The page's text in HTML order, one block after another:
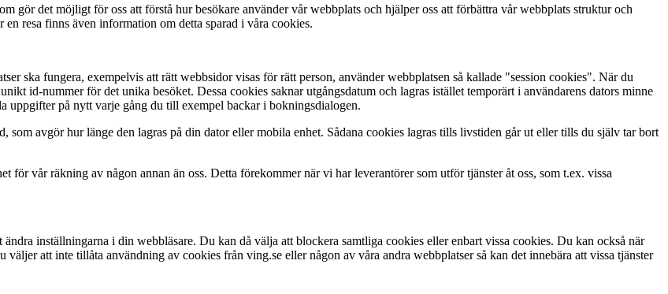
gör det möjligt för oss att förstå hur besökare använder vår webbplats och hjälper oss att förbättra vår webbplats struktur och
resa finns även information om detta sparad i våra cookies.
ska fungera, exempelvis att rätt webbsidor visas för rätt person, använder webbplatsen så kallade "session cookies". När du
id-nummer för det unika besöket. Dessa cookies saknar utgångsdatum och lagras istället temporärt i användarens dators minne
uppgifter på nytt varje gång du till exempel backar i bokningsdialogen.
som avgör hur länge den lagras på din dator eller mobila enhet. Sådana cookies lagras tills livstiden går ut eller tills du själv tar bort
för vår räkning av någon annan än oss. Detta förekommer när vi har leverantörer som utför tjänster åt oss, som t.ex. vissa
inställningarna i din webbläsare. Du kan då välja att blockera samtliga cookies eller enbart vissa cookies. Du kan också när
väljer att inte tillåta användning av cookies från ving.se eller någon av våra andra webbplatser så kan det innebära att vissa tjänster